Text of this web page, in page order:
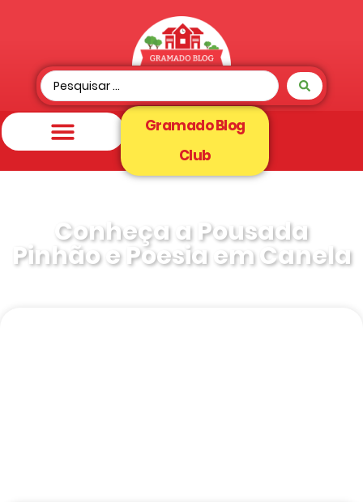
Gramado Blog
Club
Conheça a Pousada
Pinhão e Poesia em Canela